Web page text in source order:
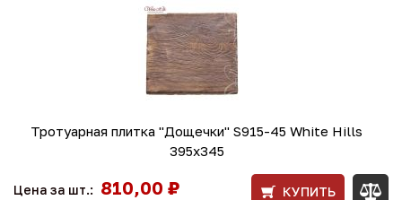
Тротуарная плитка "Дощечки" S915-45 White Hills
395х345
Цена за шт.: 810,00 ₽ КУПИТЬ